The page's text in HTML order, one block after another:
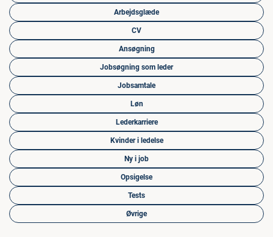
Arbejdsglæde
CV
Ansøgning
Jobsøgning som leder
Jobsamtale
Løn
Lederkarriere
Kvinder i ledelse
Ny i job
Opsigelse
Tests
Øvrige